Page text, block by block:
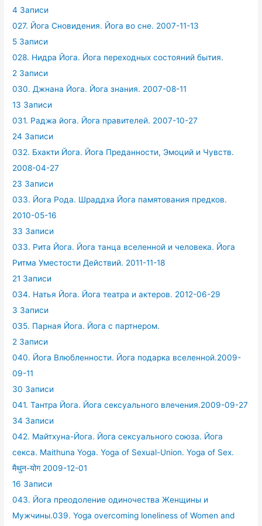
4 Записи
027. Йога Сновидения. Йога во сне. 2007-11-13
5 Записи
028. Нидра Йога. Йога переходных состояний бытия.
2 Записи
030. Джнана Йога. Йога знания. 2007-08-11
13 Записи
031. Раджа йога. Йога правителей. 2007-10-27
24 Записи
032. Бхакти Йога. Йога Преданности, Эмоций и Чувств.
2008-04-27
23 Записи
033. Йога Рода. Шраддха Йога памятования предков.
2010-05-16
33 Записи
033. Рита Йога. Йога танца вселенной и человека. Йога
Ритма Уместости Действий. 2011-11-18
21 Записи
034. Натья Йога. Йога театра и актеров. 2012-06-29
3 Записи
035. Парная Йога. Йога с партнером.
2 Записи
040. Йога Влюбленности. Йога подарка вселенной.2009-
09-11
30 Записи
041. Тантра Йога. Йога сексуального влечения.2009-09-27
34 Записи
042. Майтхуна-Йога. Йога сексуального союза. Йога
секса. Maithuna Yoga. Yoga of Sexual-Union. Yoga of Sex.
मैथुन-योग 2009-12-01
16 Записи
043. Йога преодоление одиночества Женщины и
Мужчины.039. Yoga overcoming loneliness of Women and